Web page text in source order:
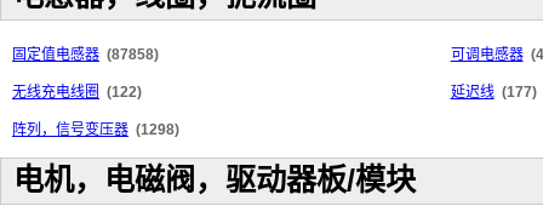
固定值电感器 (87858) 可调电感器
无线充电线圈 (122) 延迟线 (177)
阵列，信号变压器 (1298)
电机，电磁阀，驱动器板/模块